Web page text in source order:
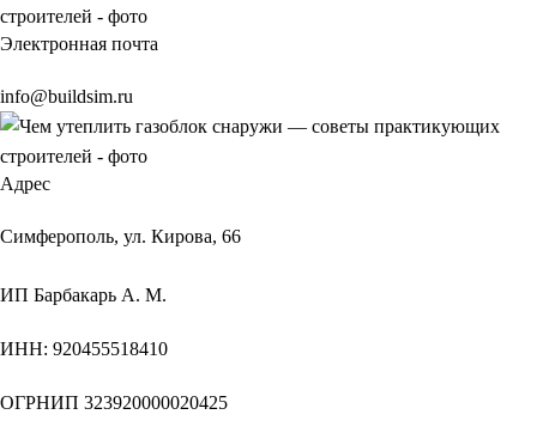
Электронная почта
info@buildsim.ru
Адрес
Симферополь, ул. Кирова, 66
ИП Барбакарь А. М.
ИНН: 920455518410
ОГРНИП 323920000020425